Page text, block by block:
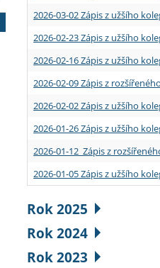
2026-03-02 Zápis z užšího
2026-02-23 Zápis z užšího
2026-02-16 Zápis z užšího
2026-02-09 Zápis z
2026-02-02 Zápis z užšího
2026-01-26 Zápis z užšího
2026-01-12 Zápis z
2026-01-05 Zápis z užšího
Rok 2025
Rok 2024
Rok 2023